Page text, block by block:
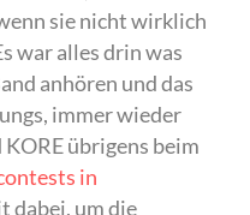
sie nicht wirklich
war alles drin was
anhören und das
immer wieder
übrigens beim
in
dabei, um die